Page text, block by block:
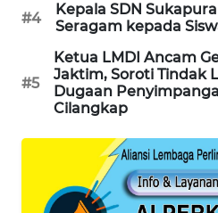
#4
Kepala SDN
Seragam kepada
#5
Ketua LMDI Ancam
Jaktim, Soroti Tindak
Dugaan
Cilangkap
METRO
SIANTAR
NEWS
METRO
METRO